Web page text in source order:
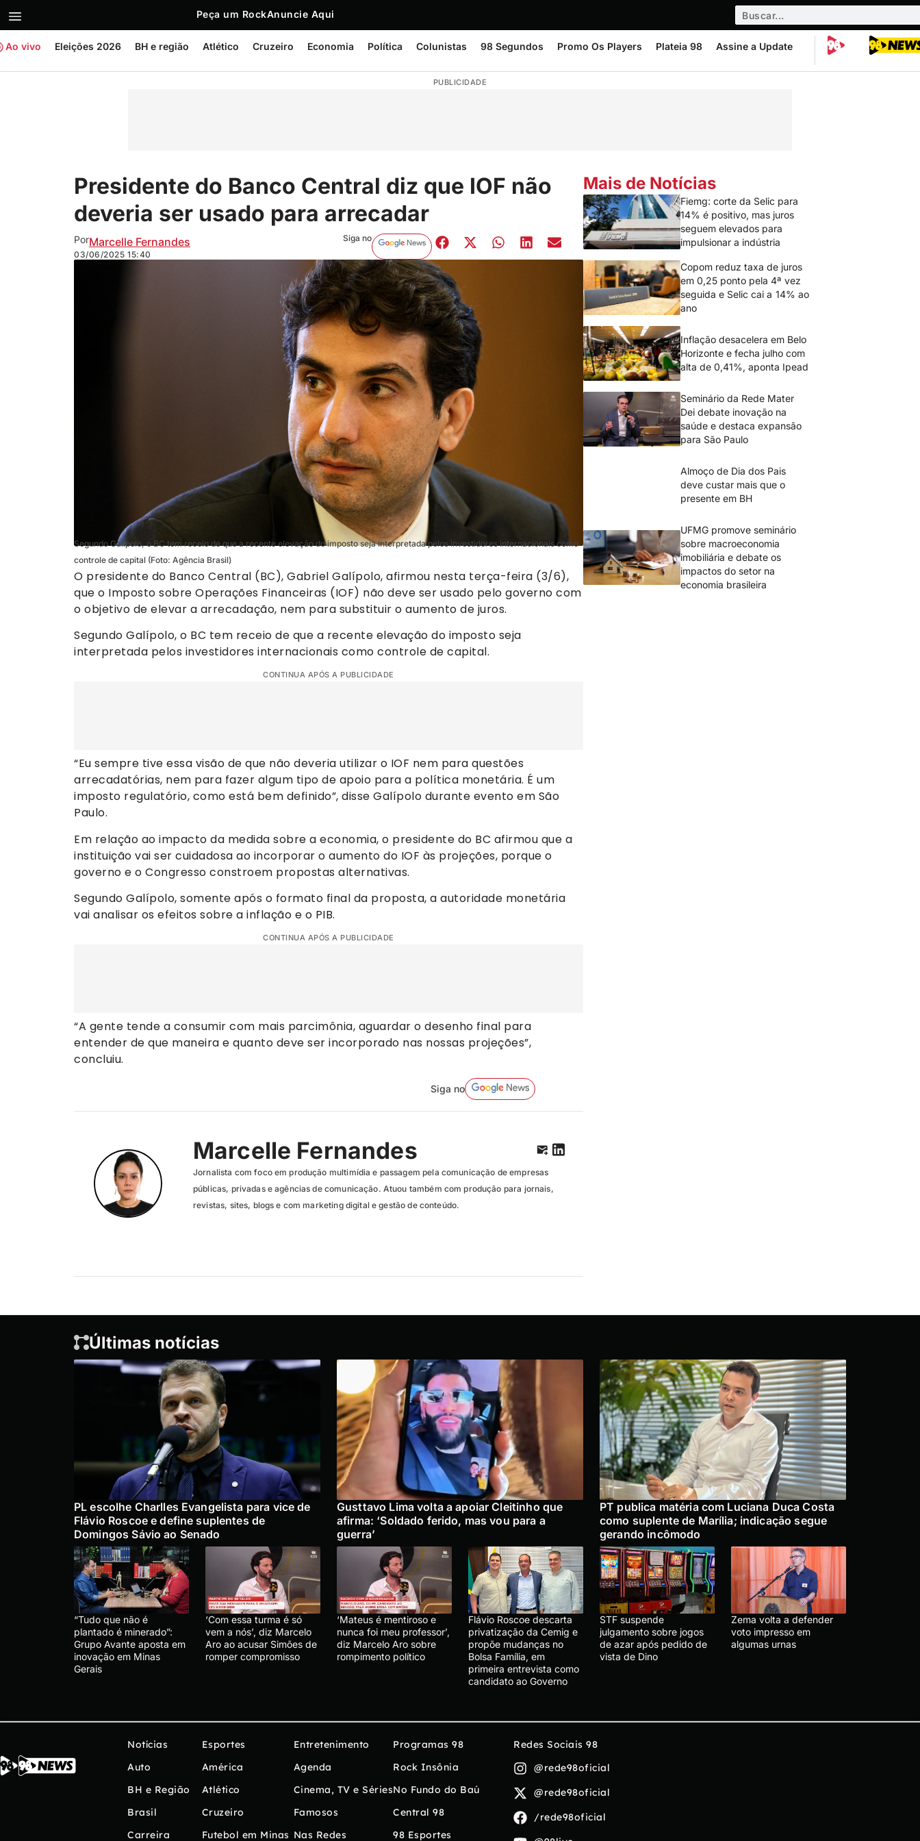
Peça um RockAnuncie Aqui
Ao vivo Eleições 2026 BH e região Atlético Cruzeiro Economia Política Colunistas 98 Segundos Promo Os Players Plateia 98 Assine a Update
PUBLICIDADE
Presidente do Banco Central diz que IOF não
deveria ser usado para arrecadar
PorMarcelle Fernandes
03/06/2025 15:40
Siga no
Segundo Galípolo, o BC tem receio de que a recente elevação do imposto seja interpretada pelos investidores internacionais como
controle de capital (Foto: Agência Brasil)
O presidente do Banco Central (BC), Gabriel Galípolo, afirmou nesta terça-feira (3/6),
que o Imposto sobre Operações Financeiras (IOF) não deve ser usado pelo governo com
o objetivo de elevar a arrecadação, nem para substituir o aumento de juros.
Segundo Galípolo, o BC tem receio de que a recente elevação do imposto seja
interpretada pelos investidores internacionais como controle de capital.
CONTINUA APÓS A PUBLICIDADE
“Eu sempre tive essa visão de que não deveria utilizar o IOF nem para questões
arrecadatórias, nem para fazer algum tipo de apoio para a política monetária. É um
imposto regulatório, como está bem definido”, disse Galípolo durante evento em São
Paulo.
Em relação ao impacto da medida sobre a economia, o presidente do BC afirmou que a
instituição vai ser cuidadosa ao incorporar o aumento do IOF às projeções, porque o
governo e o Congresso constroem propostas alternativas.
Segundo Galípolo, somente após o formato final da proposta, a autoridade monetária
vai analisar os efeitos sobre a inflação e o PIB.
CONTINUA APÓS A PUBLICIDADE
“A gente tende a consumir com mais parcimônia, aguardar o desenho final para
entender de que maneira e quanto deve ser incorporado nas nossas projeções”,
concluiu.
Siga no
Marcelle Fernandes
Jornalista com foco em produção multimídia e passagem pela comunicação de empresas
públicas, privadas e agências de comunicação. Atuou também com produção para jornais,
revistas, sites, blogs e com marketing digital e gestão de conteúdo.
Mais de Notícias
Fiemg: corte da Selic para
14% é positivo, mas juros
seguem elevados para
impulsionar a indústria
Copom reduz taxa de juros
em 0,25 ponto pela 4ª vez
seguida e Selic cai a 14% ao
ano
Inflação desacelera em Belo
Horizonte e fecha julho com
alta de 0,41%, aponta Ipead
Seminário da Rede Mater
Dei debate inovação na
saúde e destaca expansão
para São Paulo
Almoço de Dia dos Pais
deve custar mais que o
presente em BH
UFMG promove seminário
sobre macroeconomia
imobiliária e debate os
impactos do setor na
economia brasileira
Últimas notícias
PL escolhe Charlles Evangelista para vice de
Flávio Roscoe e define suplentes de
Domingos Sávio ao Senado
Gusttavo Lima volta a apoiar Cleitinho que
afirma: ‘Soldado ferido, mas vou para a
guerra’
PT publica matéria com Luciana Duca Costa
como suplente de Marília; indicação segue
gerando incômodo
“Tudo que não é
plantado é minerado”:
Grupo Avante aposta em
inovação em Minas
Gerais
‘Com essa turma é só
vem a nós’, diz Marcelo
Aro ao acusar Simões de
romper compromisso
‘Mateus é mentiroso e
nunca foi meu professor’,
diz Marcelo Aro sobre
rompimento político
Flávio Roscoe descarta
privatização da Cemig e
propõe mudanças no
Bolsa Família, em
primeira entrevista como
candidato ao Governo
STF suspende
julgamento sobre jogos
de azar após pedido de
vista de Dino
Zema volta a defender
voto impresso em
algumas urnas
Notícias
Auto
BH e Região
Brasil
Carreira
Esportes
América
Atlético
Cruzeiro
Futebol em Minas
Entretenimento
Agenda
Cinema, TV e Séries
Famosos
Nas Redes
Programas 98
Rock Insônia
No Fundo do Baú
Central 98
98 Esportes
Redes Sociais 98
@rede98oficial
@rede98oficial
/rede98oficial